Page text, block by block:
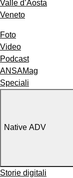
Valle d’Aosta
Veneto
Foto
Video
Podcast
ANSAMag
Speciali
Native ADV
Storie digitali